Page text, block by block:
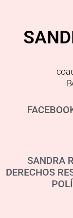
SANDRA
DERECHOS